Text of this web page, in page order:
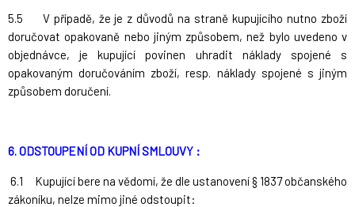
5.5 V případě, že je z důvodů na straně kupujícího nutno zboží
doručovat opakovaně nebo jiným způsobem, než bylo uvedeno v
objednávce, je kupující povinen uhradit náklady spojené s
opakovaným doručováním zboží, resp. náklady spojené s jiným
způsobem doručení.
6. ODSTOUPENÍ OD KUPNÍ SMLOUVY :
6.1 Kupující bere na vědomí, že dle ustanovení § 1837 občanského
zákoníku, nelze mimo jiné odstoupit: